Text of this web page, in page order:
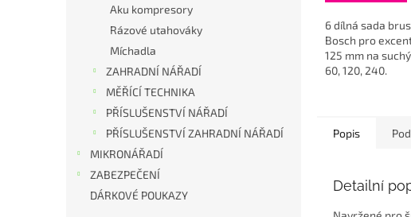
Aku kompresory
Rázové utahováky
Míchadla
ZAHRADNÍ NÁŘADÍ
MĚŘÍCÍ TECHNIKA
PŘÍSLUŠENSTVÍ NÁŘADÍ
PŘÍSLUŠENSTVÍ ZAHRADNÍ NÁŘADÍ
MIKRONÁŘADÍ
ZABEZPEČENÍ
DÁRKOVÉ POUKAZY
6 dílná sada
Bosch pro
125 mm na
60, 120, 240.
Popis
Detailní